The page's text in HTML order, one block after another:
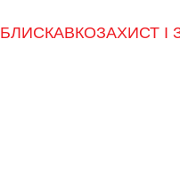
БЛИСКАВКОЗАХИСТ І